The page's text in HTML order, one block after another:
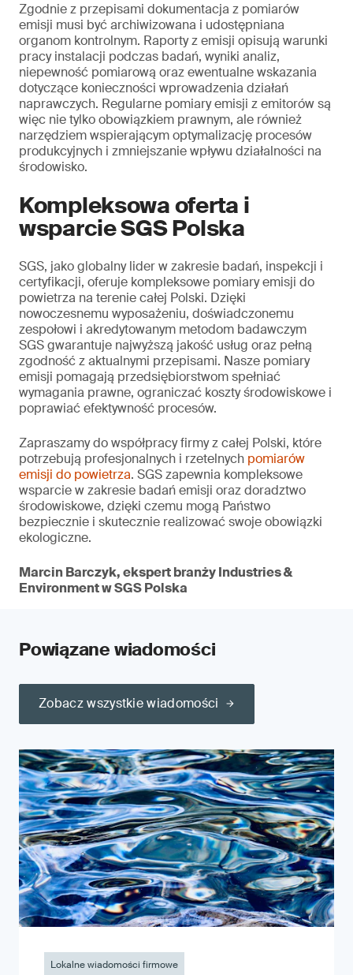
Zgodnie z przepisami dokumentacja z pomiarów
emisji musi być archiwizowana i udostępniana
organom kontrolnym. Raporty z emisji opisują warunki
pracy instalacji podczas badań, wyniki analiz,
niepewność pomiarową oraz ewentualne wskazania
dotyczące konieczności wprowadzenia działań
naprawczych. Regularne pomiary emisji z emitorów są
więc nie tylko obowiązkiem prawnym, ale również
narzędziem wspierającym optymalizację procesów
produkcyjnych i zmniejszanie wpływu działalności na
środowisko.
Kompleksowa oferta i
wsparcie SGS Polska
SGS, jako globalny lider w zakresie badań, inspekcji i
certyfikacji, oferuje kompleksowe pomiary emisji do
powietrza na terenie całej Polski. Dzięki
nowoczesnemu wyposażeniu, doświadczonemu
zespołowi i akredytowanym metodom badawczym
SGS gwarantuje najwyższą jakość usług oraz pełną
zgodność z aktualnymi przepisami. Nasze pomiary
emisji pomagają przedsiębiorstwom spełniać
wymagania prawne, ograniczać koszty środowiskowe i
poprawiać efektywność procesów.
Zapraszamy do współpracy firmy z całej Polski, które
potrzebują profesjonalnych i rzetelnych pomiarów
emisji do powietrza. SGS zapewnia kompleksowe
wsparcie w zakresie badań emisji oraz doradztwo
środowiskowe, dzięki czemu mogą Państwo
bezpiecznie i skutecznie realizować swoje obowiązki
ekologiczne.
Marcin Barczyk, ekspert branży Industries &
Environment w SGS Polska
Powiązane wiadomości
Zobacz wszystkie wiadomości
Lokalne wiadomości firmowe